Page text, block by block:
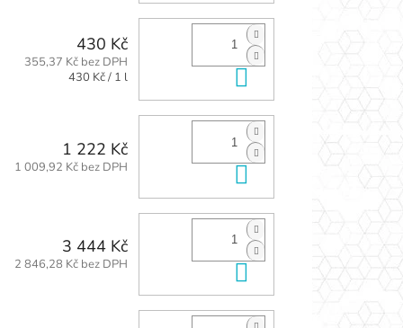
430 Kč
355,37 Kč bez DPH
Měrná
430 Kč / 1 l
1 222 Kč
1 009,92 Kč bez DPH
3 444 Kč
2 846,28 Kč bez DPH Do košíku